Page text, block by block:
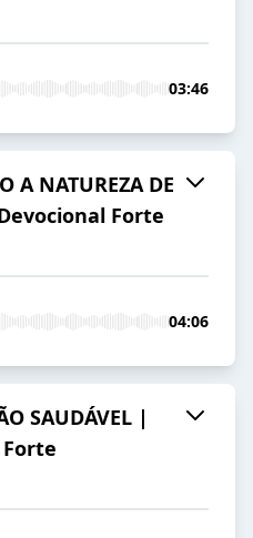
03:46
A NATUREZA DE
Forte
04:06
SAUDÁVEL |